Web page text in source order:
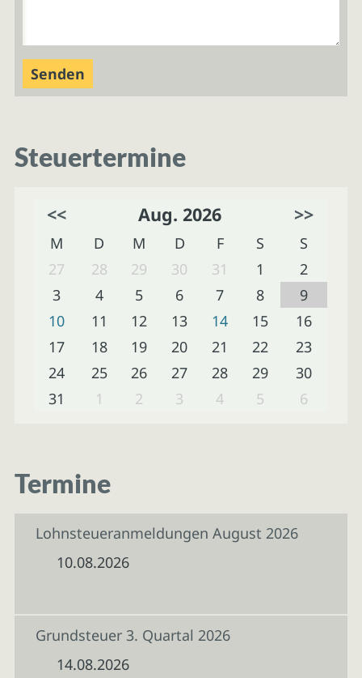
Steuertermine
<< Aug. 2026 >>
M D M D F S
S
27
28 29 30 31 1
2
3
4 5 6 7 8
9
10
11 12 13 14 15
16
17
18 19 20 21 22
23
24
25 26 27 28 29
30
31
1 2 3 4 5 6
Termine
Lohnsteueranmeldungen August 2026
10.08.2026
Grundsteuer 3. Quartal 2026
14.08.2026